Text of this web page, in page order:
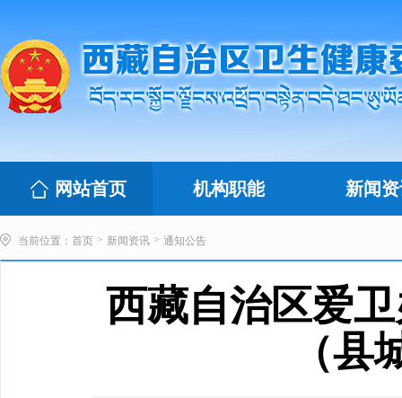
网站首页 机构职能 新闻
当前位置： 首页 > 新闻资讯 > 通知公告
西藏自治区爱
（